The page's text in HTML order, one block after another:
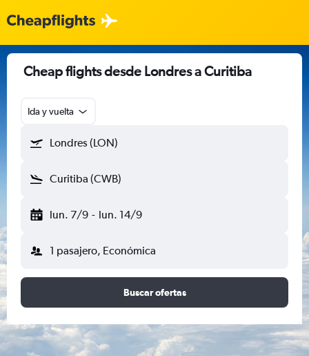
Cheap flights desde Londres a Curitiba
Ida y vuelta
Londres (LON)
Curitiba (CWB)
lun. 7/9 - lun. 14/9
1 pasajero, Económica
Buscar ofertas